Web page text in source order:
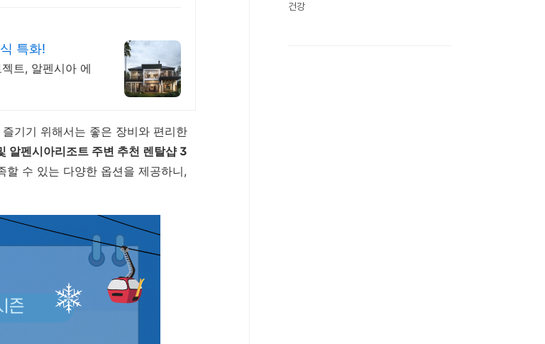
특화!
트, 알펜시아 에
기기 위해서는 좋은 장비와 편리한
알펜시아리조트 주변 추천 렌탈샵 3
할 수 있는 다양한 옵션을 제공하니,
건강